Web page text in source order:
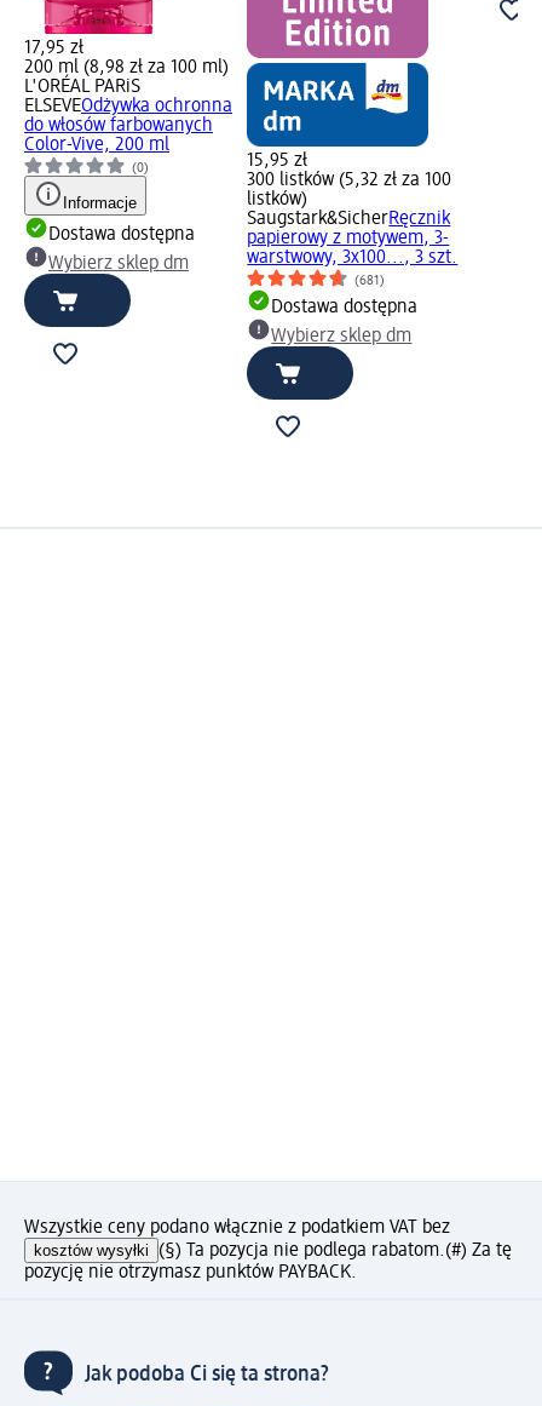
17,95 zł
200 ml (8,98 zł za 100 ml)
L'ORÉAL PARiS
ELSEVEOdżywka ochronna
do włosów farbowanych
Color-Vive, 200 ml
(0)
Informacje
Dostawa dostępna
Wybierz sklep dm
15,95 zł
300 listków (5,32 zł za 100
listków)
Saugstark&SicherRęcznik
papierowy z motywem, 3-
warstwowy, 3x100..., 3 szt.
(681)
Dostawa dostępna
Wybierz sklep dm
Wszystkie ceny podano włącznie z podatkiem VAT bez
kosztów wysyłki (§) Ta pozycja nie podlega rabatom.(#) Za tę
pozycję nie otrzymasz punktów PAYBACK.
Jak podoba Ci się ta strona?